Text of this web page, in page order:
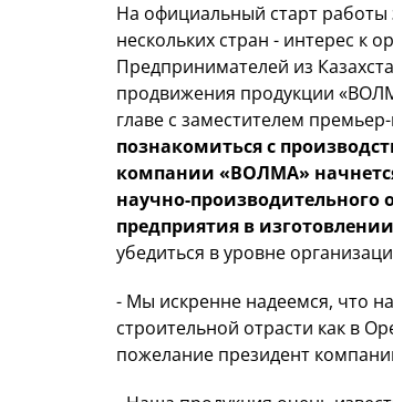
На официальный старт
нескольких стран - интерес к
Предпринимателей из
продвижения продукции
главе с заместителем
познакомиться с
компании «ВОЛМА»
научно-производительного
предприятия в
убедиться в уровне
- Мы искренне надеемся, что
строительной отрасти как в
пожелание президент